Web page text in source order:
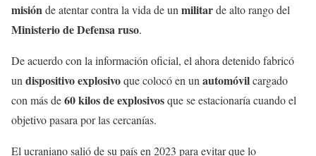
misiónde atentar contra la vida de un militarde alto rango del
Ministerio de Defensa ruso.
De acuerdo con la información oficial, el ahora detenido fabricó
un dispositivo explosivoque colocó en un automóvilcargado
con más de60 kilos de explosivosque se estacionaría cuando el
objetivo pasara por las cercanías.
El ucraniano salió de su país en 2023 para evitar que lo